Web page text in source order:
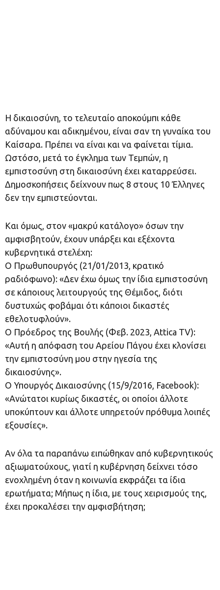
Η δικαιοσύνη, το τελευταίο αποκούμπι κάθε
αδύναμου και αδικημένου, είναι σαν τη γυναίκα του
Καίσαρα. Πρέπει να είναι και να φαίνεται τίμια.
Ωστόσο, μετά το έγκλημα των Τεμπών, η
εμπιστοσύνη στη δικαιοσύνη έχει καταρρεύσει.
Δημοσκοπήσεις δείχνουν πως 8 στους 10 Έλληνες
δεν την εμπιστεύονται.
Και όμως, στον «μακρύ κατάλογο» όσων την
αμφισβητούν, έχουν υπάρξει και εξέχοντα
κυβερνητικά στελέχη:
Ο Πρωθυπουργός (21/01/2013, κρατικό
ραδιόφωνο): «Δεν έχω όμως την ίδια εμπιστοσύνη
σε κάποιους λειτουργούς της Θέμιδος, διότι
δυστυχώς φοβάμαι ότι κάποιοι δικαστές
εθελοτυφλούν».
Ο Πρόεδρος της Βουλής (Φεβ. 2023, Attica TV):
«Αυτή η απόφαση του Αρείου Πάγου έχει κλονίσει
την εμπιστοσύνη μου στην ηγεσία της
δικαιοσύνης».
Ο Υπουργός Δικαιοσύνης (15/9/2016, Facebook):
«Ανώτατοι κυρίως δικαστές, οι οποίοι άλλοτε
υποκύπτουν και άλλοτε υπηρετούν πρόθυμα λοιπές
εξουσίες».
Αν όλα τα παραπάνω ειπώθηκαν από κυβερνητικούς
αξιωματούχους, γιατί η κυβέρνηση δείχνει τόσο
ενοχλημένη όταν η κοινωνία εκφράζει τα ίδια
ερωτήματα; Μήπως η ίδια, με τους χειρισμούς της,
έχει προκαλέσει την αμφισβήτηση;